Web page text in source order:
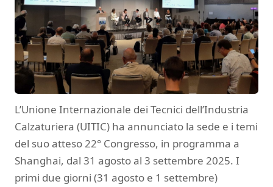
L’Unione Internazionale dei Tecnici dell’Industria
Calzaturiera (UITIC) ha annunciato la sede e i temi
del suo atteso 22° Congresso, in programma a
Shanghai, dal 31 agosto al 3 settembre 2025. I
primi due giorni (31 agosto e 1 settembre)